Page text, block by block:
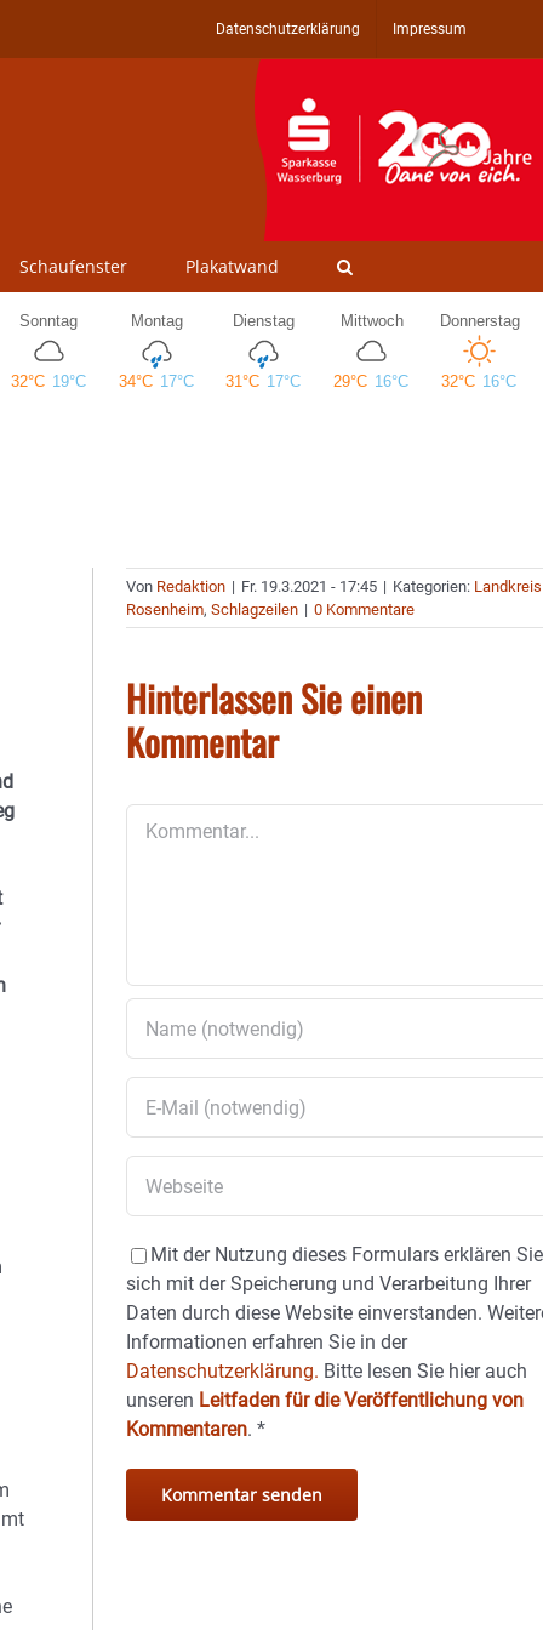
Datenschutzerklärung Impressum
Schaufenster Plakatwand
Von Redaktion | Fr. 19.3.2021 - 17:45 | Kategorien: Landkreis
Rosenheim,Schlagzeilen | 0 Kommentare
Hinterlassen Sie einen
Kommentar
Mit der Nutzung dieses Formulars erklären Sie
sich mit der Speicherung und Verarbeitung Ihrer
Daten durch diese Website einverstanden.
Informationen erfahren Sie in der
Datenschutzerklärung. Bitte lesen Sie hier auch
unseren Leitfaden für die Veröffentlichung von
Kommentaren.*